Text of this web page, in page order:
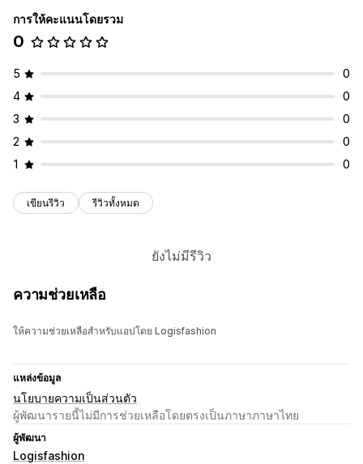
การให้คะแนนโดยรวม
0
5
0
4
0
3
0
2
0
1
0
เขียนรีวิว รีวิวทั้งหมด
ยังไม่มีรีวิว
ความช่วยเหลือ
ให้ความช่วยเหลือสำหรับแอปโดย Logisfashion
แหล่งข้อมูล
นโยบายความเป็นส่วนตัว
ผู้พัฒนารายนี้ไม่มีการช่วยเหลือโดยตรงเป็นภาษาภาษาไทย
ผู้พัฒนา
Logisfashion